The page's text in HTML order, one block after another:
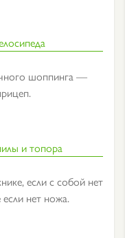
шоппинга —
и топора
если с собой нет
нет ножа.